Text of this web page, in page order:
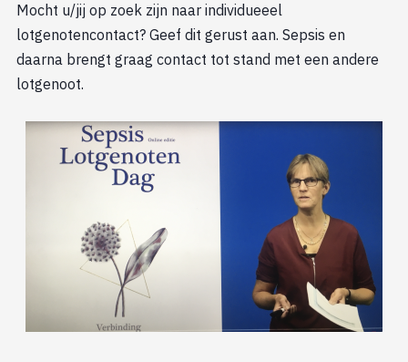
Mocht u/jij op zoek zijn naar individueeel
lotgenotencontact? Geef dit gerust aan. Sepsis en
daarna brengt graag contact tot stand met een andere
lotgenoot.